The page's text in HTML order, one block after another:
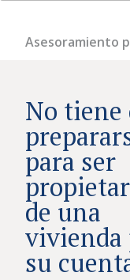
Asesoramiento
No tiene
para ser
de una
vivienda
su